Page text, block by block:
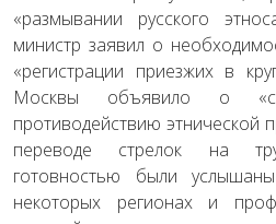
«размывании русского
министр заявил о
«регистрации приезжих в
Москвы объявило о
противодействию этнической
переводе стрелок на
готовностью были
некоторых регионах и